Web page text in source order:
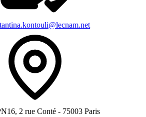
2 rue Conté - 75003 Paris